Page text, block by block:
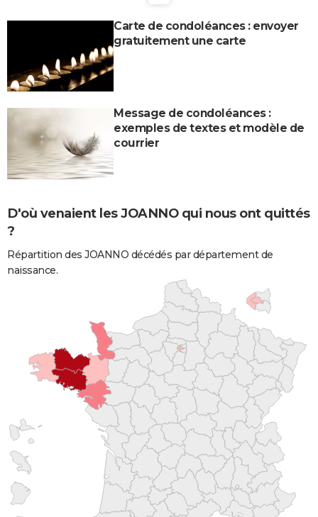
Carte de condoléances : envoyer
gratuitement une carte
Message de condoléances :
exemples de textes et modèle de
courrier
D'où venaient les JOANNO qui nous ont quittés
?
Répartition des JOANNO décédés par département de
naissance.